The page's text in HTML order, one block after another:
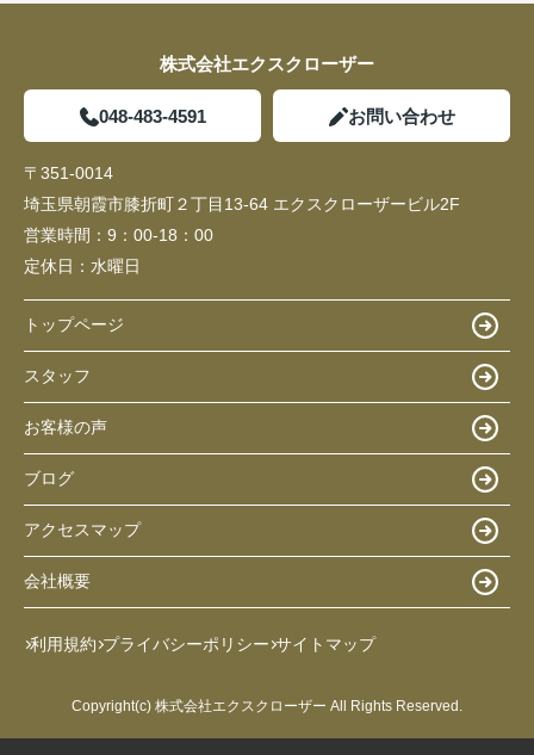
株式会社エクスクローザー
048-483-4591 お問い合わせ
〒351-0014
埼玉県朝霞市膝折町２丁目13-64 エクスクローザービル2F
営業時間： 9：00-18：00
定休日： 水曜日
トップページ
スタッフ
お客様の声
ブログ
アクセスマップ
会社概要
利用規約 プライバシーポリシー サイトマップ
Copyright(c) 株式会社エクスクローザー All Rights Reserved.